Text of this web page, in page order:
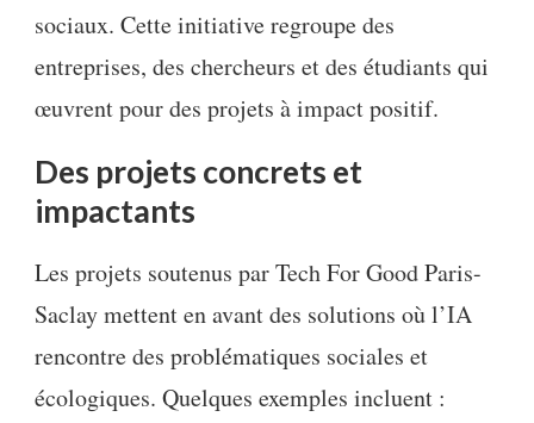
sociaux. Cette initiative regroupe des
entreprises, des chercheurs et des étudiants qui
œuvrent pour des projets à impact positif.
Des projets concrets et
impactants
Les projets soutenus par Tech For Good Paris-
Saclay mettent en avant des solutions où l’IA
rencontre des problématiques sociales et
écologiques. Quelques exemples incluent :